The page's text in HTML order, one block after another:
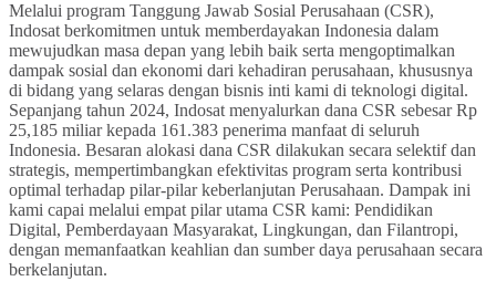
Melalui program Tanggung Jawab Sosial Perusahaan (CSR),
Indosat berkomitmen untuk memberdayakan Indonesia dalam
mewujudkan masa depan yang lebih baik serta mengoptimalkan
dampak sosial dan ekonomi dari kehadiran perusahaan, khususnya
di bidang yang selaras dengan bisnis inti kami di teknologi digital.
Sepanjang tahun 2024, Indosat menyalurkan dana CSR sebesar Rp
25,185 miliar kepada 161.383 penerima manfaat di seluruh
Indonesia. Besaran alokasi dana CSR dilakukan secara selektif dan
strategis, mempertimbangkan efektivitas program serta kontribusi
optimal terhadap pilar-pilar keberlanjutan Perusahaan. Dampak ini
kami capai melalui empat pilar utama CSR kami: Pendidikan
Digital, Pemberdayaan Masyarakat, Lingkungan, dan Filantropi,
dengan memanfaatkan keahlian dan sumber daya perusahaan secara
berkelanjutan.